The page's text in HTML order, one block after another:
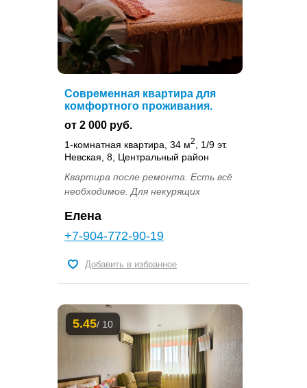
Современная квартира для
комфортного проживания.
от 2 000 руб.
1-комнатная квартира, 34 м2
, 1/9 эт.
Невская, 8, Центральный район
Квартира после ремонта. Есть всё
необходимое. Для некурящих
Елена
+7-904-772-90-19
Добавить в избранное
5.45/ 10